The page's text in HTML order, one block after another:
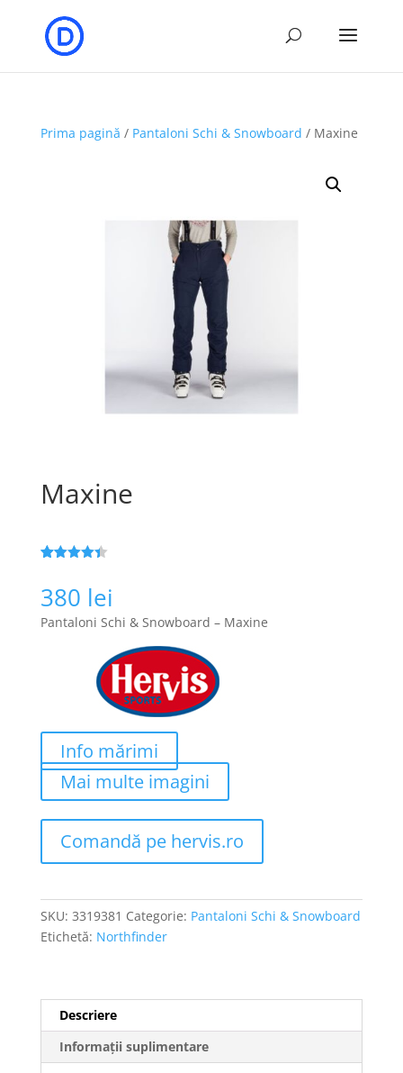
Prima pagină / Pantaloni Schi & Snowboard / Maxine
Maxine
pe baza a
evaluări de
la clienți
380 lei
Pantaloni Schi & Snowboard – Maxine
Info mărimi
Mai multe imagini
Comandă pe hervis.ro
SKU: 3319381 Categorie: Pantaloni Schi & Snowboard
Etichetă: Northfinder
Descriere
Informații suplimentare